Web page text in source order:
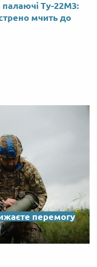
палаючі Ту-22М3:
мчить до
перемогу